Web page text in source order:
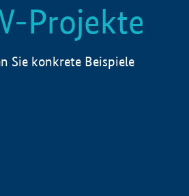
Projekte
Sie konkrete Beispiele